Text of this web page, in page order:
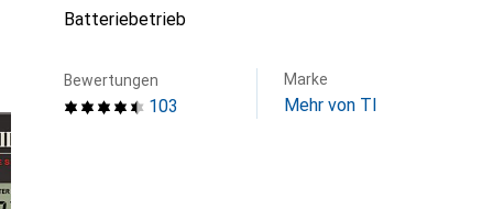
Batteriebetrieb
103
Bewertungen Marke
Mehr von TI